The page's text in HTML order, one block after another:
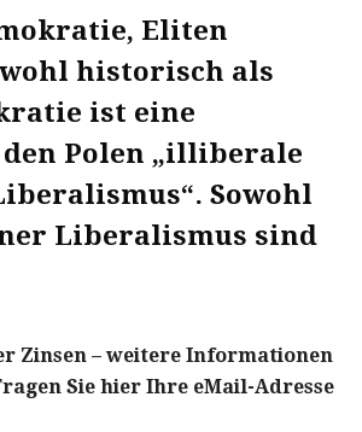
Eliten
historisch als
ist eine
Polen „illiberale
Sowohl
Liberalismus sind
Zinsen – weitere Informationen
Sie hier Ihre eMail-Adresse